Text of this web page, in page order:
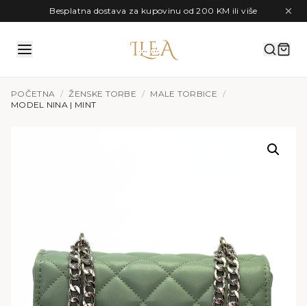
Preskoči na sadržajBesplatna dostava za kupovinu od 200 KM ili više
POČETNA / ŽENSKE TORBE / MALE TORBICE /
MODEL NINA | MINT